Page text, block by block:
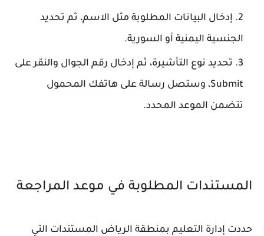
إدخال البيانات المطلوبة مثل الاسم، ثم تحديد
الجنسية اليمنية أو السورية.
تحديد نوع التأشيرة، ثم إدخال رقم الجوال والنقر على
Submit، وستصل رسالة على هاتفك المحمول
تتضمن الموعد المحدد.
المستندات المطلوبة في موعد المراجعة
حددت إدارة التعليم بمنطقة الرياض المستندات التي